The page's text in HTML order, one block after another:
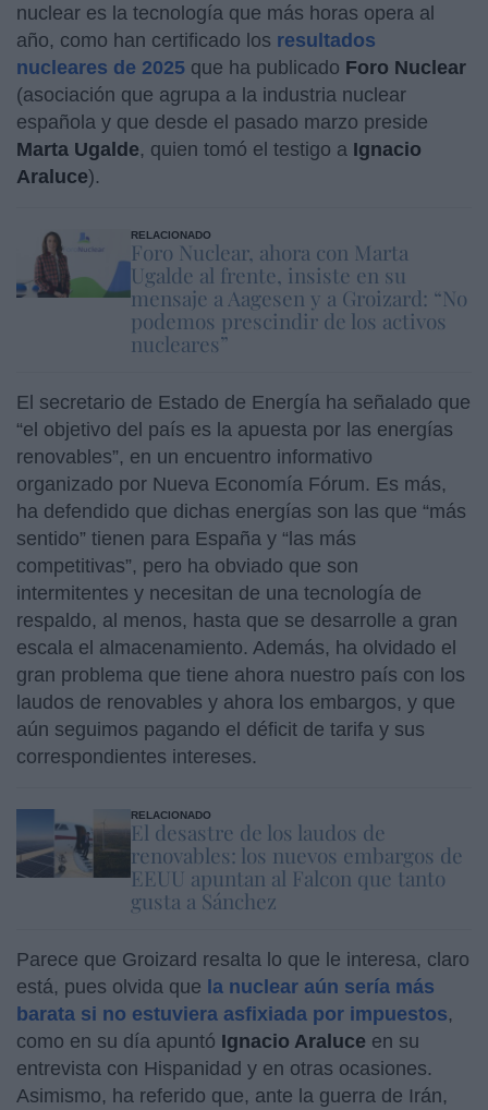
nuclear es la tecnología que más horas opera al
año, como han certificado los resultados
nucleares de 2025 que ha publicado Foro Nuclear
(asociación que agrupa a la industria nuclear
española y que desde el pasado marzo preside
Marta Ugalde, quien tomó el testigo a Ignacio
Araluce).
RELACIONADO
Foro Nuclear, ahora con Marta
Ugalde al frente, insiste en su
mensaje a Aagesen y a Groizard: “No
podemos prescindir de los activos
nucleares”
El secretario de Estado de Energía ha señalado que
“el objetivo del país es la apuesta por las energías
renovables”, en un encuentro informativo
organizado por Nueva Economía Fórum. Es más,
ha defendido que dichas energías son las que “más
sentido” tienen para España y “las más
competitivas”, pero ha obviado que son
intermitentes y necesitan de una tecnología de
respaldo, al menos, hasta que se desarrolle a gran
escala el almacenamiento. Además, ha olvidado el
gran problema que tiene ahora nuestro país con los
laudos de renovables y ahora los embargos, y que
aún seguimos pagando el déficit de tarifa y sus
correspondientes intereses.
RELACIONADO
El desastre de los laudos de
renovables: los nuevos embargos de
EEUU apuntan al Falcon que tanto
gusta a Sánchez
Parece que Groizard resalta lo que le interesa, claro
está, pues olvida que la nuclear aún sería más
barata si no estuviera asfixiada por impuestos,
como en su día apuntó Ignacio Araluce en su
entrevista con Hispanidad y en otras ocasiones.
Asimismo, ha referido que, ante la guerra de Irán,